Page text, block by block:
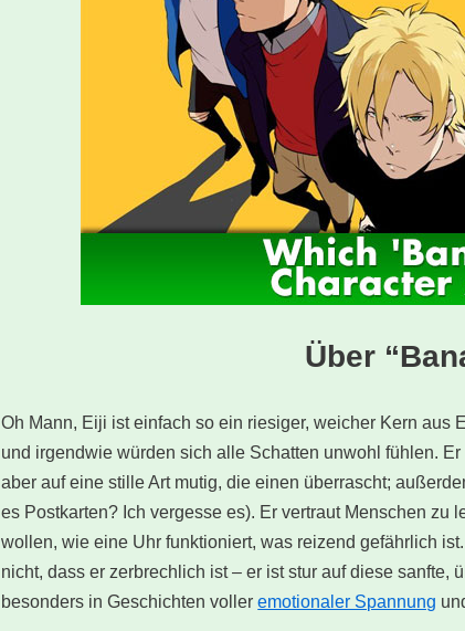
Über
Oh Mann, Eiji ist einfach so ein riesiger, weicher Kern aus
und irgendwie würden sich alle Schatten unwohl fühlen.
aber auf eine stille Art mutig, die einen überrascht;
es Postkarten? Ich vergesse es). Er vertraut Menschen zu
wollen, wie eine Uhr funktioniert, was reizend gefährlich
nicht, dass er zerbrechlich ist – er ist stur auf diese
besonders in Geschichten volleremotionaler Spannung